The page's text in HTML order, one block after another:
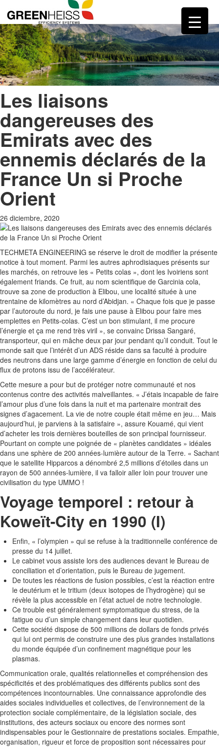
Les liaisons
dangereuses des
Emirats avec des
ennemis déclarés de la
France Un si Proche
Orient
26 diciembre, 2020
TECHMETA ENGINEERING se réserve le droit de modifier la présente
notice à tout moment. Parmi les autres aphrodisiaques présents sur
les marchés, on retrouve les « Petits colas », dont les Ivoiriens sont
également friands. Ce fruit, au nom scientifique de Garcinia cola,
trouve sa zone de production à Elibou, une localité située à une
trentaine de kilomètres au nord d’Abidjan. « Chaque fois que je passe
par l’autoroute du nord, je fais une pause à Elibou pour faire mes
emplettes en Petits-colas. C’est un bon stimulant, il me procure
l’énergie et ça me rend très viril », se convainc Drissa Sangaré,
transporteur, qui en mâche deux par jour pendant qu’il conduit. Tout le
monde sait que l’intérêt d’un ADS réside dans sa faculté à produire
des neutrons dans une large gamme d’énergie en fonction de celui du
flux de protons issu de l’accélérateur.
Cette mesure a pour but de protéger notre communauté et nos
contenus contre des activités malveillantes. « J’étais incapable de faire
l’amour plus d’une fois dans la nuit et ma partenaire montrait des
signes d’agacement. La vie de notre couple était même en jeu… Mais
aujourd’hui, je parviens à la satisfaire », assure Kouamé, qui vient
d’acheter les trois dernières bouteilles de son principal fournisseur.
Pourtant on compte une poignée de « planètes candidates » idéales
dans une sphère de 200 années-lumière autour de la Terre. « Sachant
que le satellite Hipparcos a dénombré 2,5 millions d’étoiles dans un
rayon de 500 années-lumière, il va falloir aller loin pour trouver une
civilisation du type UMMO !
Voyage temporel : retour à
Koweït-City en 1990 (I)
Enfin, « l’olympien » qui se refuse à la traditionnelle conférence de
presse du 14 juillet.
Le cabinet vous assiste lors des audiences devant le Bureau de
conciliation et d’orientation, puis le Bureau de jugement.
De toutes les réactions de fusion possibles, c’est la réaction entre
le deutérium et le tritium (deux isotopes de l’hydrogène) qui se
révèle la plus accessible en l’état actuel de notre technologie.
Ce trouble est généralement symptomatique du stress, de la
fatigue ou d’un simple changement dans leur quotidien.
Cette société dispose de 500 millions de dollars de fonds privés
qui lui ont permis de construire une des plus grandes installations
du monde équipée d’un confinement magnétique pour les
plasmas.
Communication orale, qualités relationnelles et compréhension des
spécificités et des problématiques des différents publics sont des
compétences incontournables. Une connaissance approfondie des
aides sociales individuelles et collectives, de l’environnement de la
protection sociale complémentaire, de la législation sociale, des
institutions, des acteurs sociaux ou encore des normes sont
indispensables pour le Gestionnaire de prestations sociales. Empathie,
organisation, rigueur et force de proposition sont nécessaires pour